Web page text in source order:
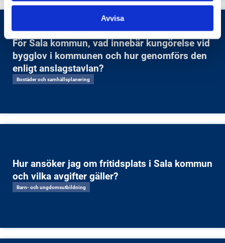
Avvisa
För Sala kommun, vad innebär kungörelse vid
bygglov i kommunen och hur genomförs den
enligt anslagstavlan?
Bostäder och samhällsplanering
Hur ansöker jag om fritidsplats i Sala kommun
och vilka avgifter gäller?
Barn- och ungdomsutbildning